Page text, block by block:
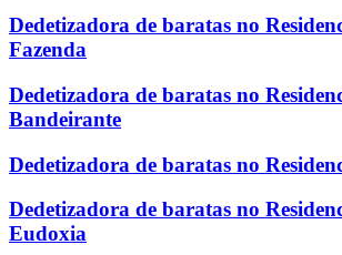
Dedetizadora de baratas no
Fazenda
Dedetizadora de baratas no
Bandeirante
Dedetizadora de baratas no
Dedetizadora de baratas no
Eudoxia